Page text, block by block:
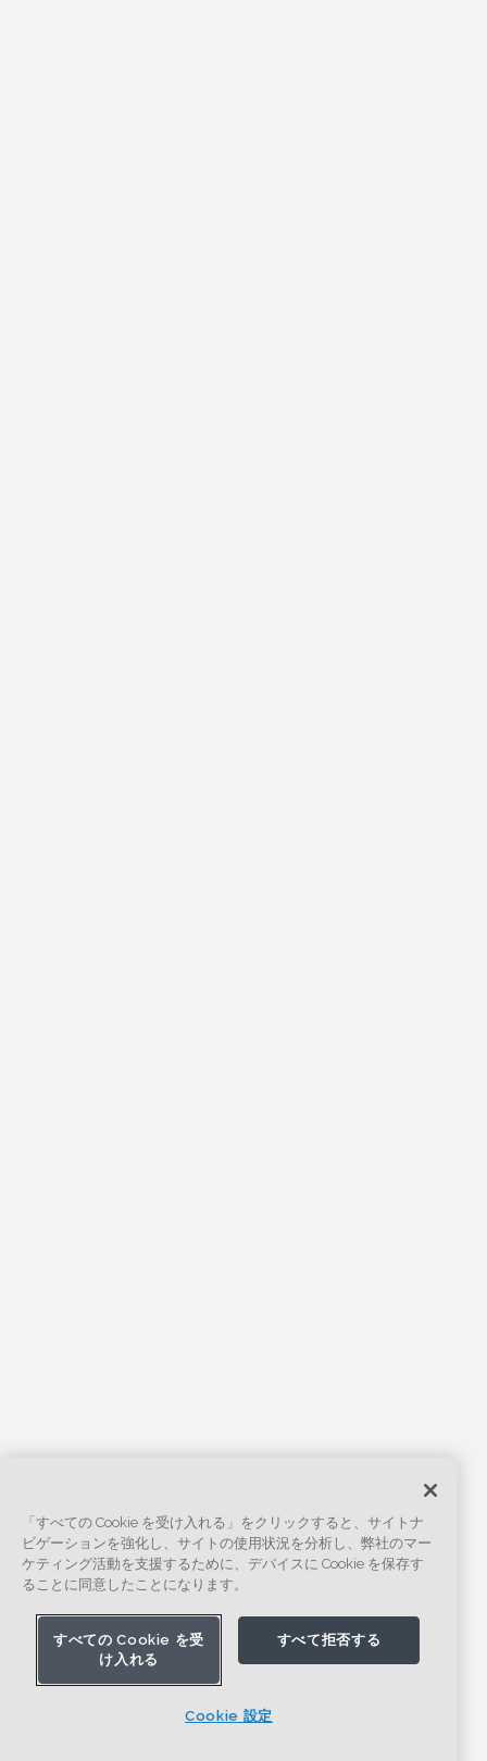
「すべての Cookie を受け入れる」をクリックすると、サイトナ
ビゲーションを強化し、サイトの使用状況を分析し、弊社のマー
ケティング活動を支援するために、デバイスに Cookie を保存す
ることに同意したことになります。
すべての Cookie を受
け入れる
すべて拒否する
Cookie 設定